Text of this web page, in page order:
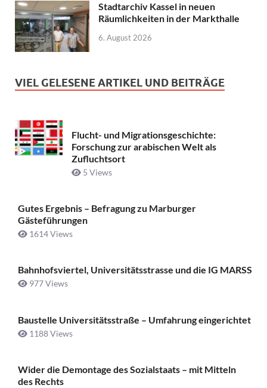
Stadtarchiv Kassel in neuen
Räumlichkeiten in der Markthalle
6. August 2026
VIEL GELESENE ARTIKEL UND BEITRÄGE
Flucht- und Migrationsgeschichte:
Forschung zur arabischen Welt als
Zufluchtsort
5 Views
Gutes Ergebnis – Befragung zu Marburger
Gästeführungen
1614 Views
Bahnhofsviertel, Universitätsstrasse und die IG MARSS
977 Views
Baustelle Universitätsstraße ­– Umfahrung eingerichtet
1188 Views
Wider die Demontage des Sozialstaats – mit Mitteln
des Rechts